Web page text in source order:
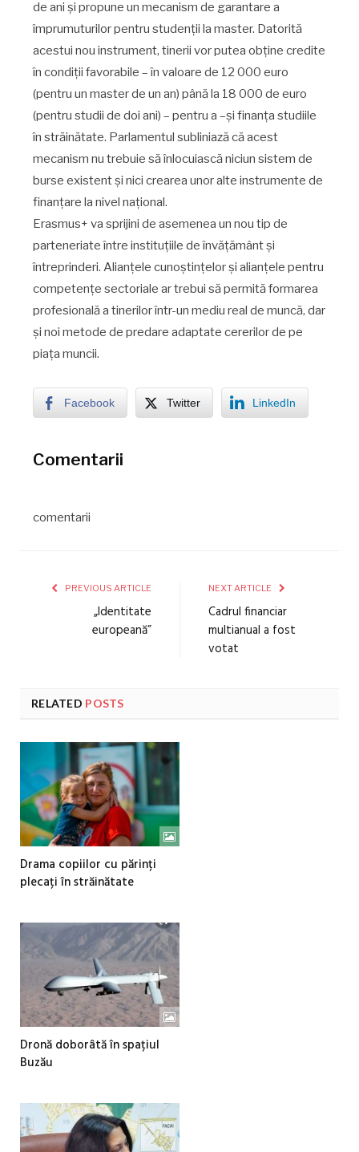
de ani şi propune un mecanism de garantare a
împrumuturilor pentru studenţii la master. Datorită
acestui nou instrument, tinerii vor putea obţine credite
în condiţii favorabile – în valoare de 12 000 euro
(pentru un master de un an) până la 18 000 de euro
(pentru studii de doi ani) – pentru a –şi finanţa studiile
în străinătate. Parlamentul subliniază că acest
mecanism nu trebuie să înlocuiască niciun sistem de
burse existent şi nici crearea unor alte instrumente de
finanţare la nivel naţional.
Erasmus+ va sprijini de asemenea un nou tip de
parteneriate între instituţiile de învăţământ şi
întreprinderi. Alianţele cunoştinţelor şi alianţele pentru
competenţe sectoriale ar trebui să permită formarea
profesională a tinerilor într-un mediu real de muncă, dar
şi noi metode de predare adaptate cererilor de pe
piaţa muncii.
Facebook Twitter LinkedIn
Comentarii
comentarii
PREVIOUS ARTICLE
„Identitate
europeană”
NEXT ARTICLE
Cadrul financiar
multianual a fost
votat
RELATED POSTS
Drama copiilor cu părinți
plecați în străinătate
Dronă doborâtă în spațiul
Buzău